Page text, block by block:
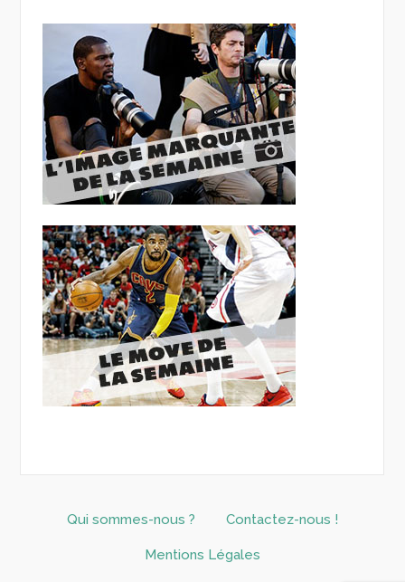
Qui sommes-nous ? Contactez-nous !
Mentions Légales